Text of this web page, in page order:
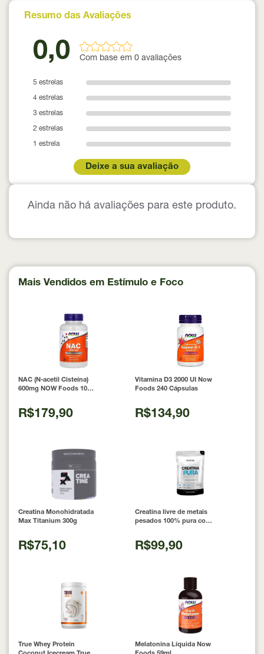
Resumo das Avaliações
0,0 Com base em 0 avaliações
5 estrelas
4 estrelas
3 estrelas
2 estrelas
1 estrela
Deixe a sua avaliação
Ainda não há avaliações para este produto.
Mais Vendidos em Estímulo e Foco
NAC (N-acetil Cisteína)
600mg NOW Foods 100
R$179,90
Vitamina D3 2000 UI Now
Foods 240 Cápsulas
R$134,90
Creatina Monohidratada
Max Titanium 300g
R$75,10
Creatina livre de metais
pesados 100% pura com
Nutrition
R$99,90
True Whey Protein
Melatonina Líquida Now